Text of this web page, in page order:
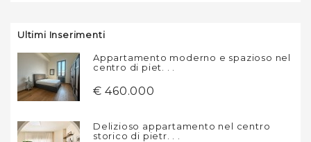
Ultimi Inserimenti
Appartamento moderno e spazioso nel
centro di piet. . .
€ 460.000
Delizioso appartamento nel centro
storico di pietr. . .